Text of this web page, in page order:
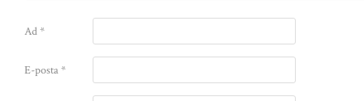
Ad*
E-posta*